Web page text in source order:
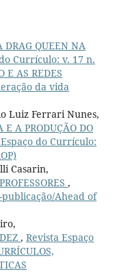
DRAG QUEEN NA
Currículo: v. 17 n.
E AS REDES
da vida
Luiz Ferrari Nunes,
A PRODUÇÃO DO
do Currículo:
Casarin,
,
Ahead of
, Revista Espaço